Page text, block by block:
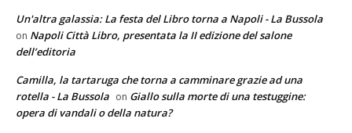
Un'altra galassia: La festa del Libro torna a Napoli - La Bussola
on Napoli Città Libro, presentata la II edizione del salone
dell’editoria
Camilla, la tartaruga che torna a camminare grazie ad una
rotella - La Bussola on Giallo sulla morte di una testuggine:
opera di vandali o della natura?